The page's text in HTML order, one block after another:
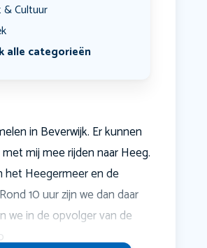
& Cultuur
alle categorieën
in Beverwijk. Er kunnen
mij mee rijden naar Heeg.
het Heegermeer en de
10 uur zijn we dan daar
we in de opvolger van de